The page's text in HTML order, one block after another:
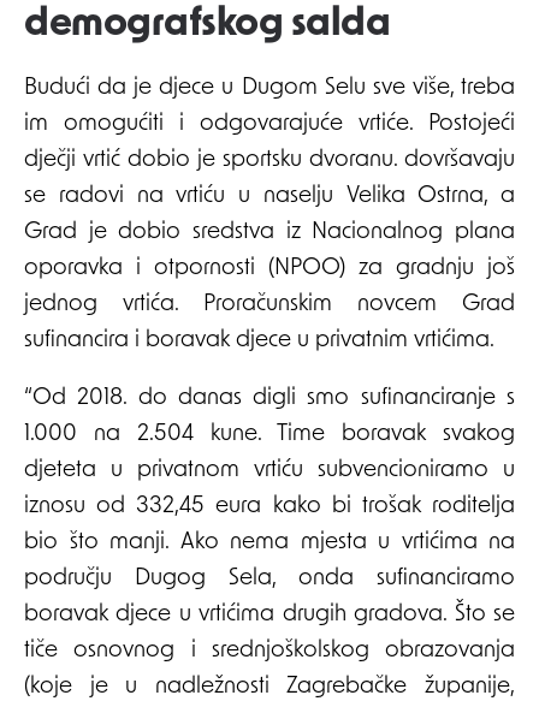
demografskog salda
Budući da je djece u Dugom Selu sve više, treba
im omogućiti i odgovarajuće vrtiće. Postojeći
dječji vrtić dobio je sportsku dvoranu. dovršavaju
se radovi na vrtiću u naselju Velika Ostrna, a
Grad je dobio sredstva iz Nacionalnog plana
oporavka i otpornosti (NPOO) za gradnju još
jednog vrtića. Proračunskim novcem Grad
sufinancira i boravak djece u privatnim vrtićima.
“Od 2018. do danas digli smo sufinanciranje s
1.000 na 2.504 kune. Time boravak svakog
djeteta u privatnom vrtiću subvencioniramo u
iznosu od 332,45 eura kako bi trošak roditelja
bio što manji. Ako nema mjesta u vrtićima na
području Dugog Sela, onda sufinanciramo
boravak djece u vrtićima drugih gradova. Što se
tiče osnovnog i srednjoškolskog obrazovanja
(koje je u nadležnosti Zagrebačke županije,